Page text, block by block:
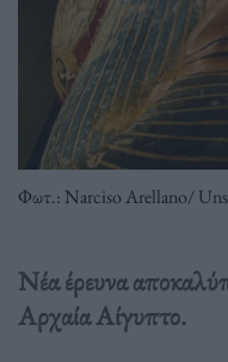
Φωτ.: Narciso Arellano/
Νέα έρευνα
Αρχαία Αίγυπτο.